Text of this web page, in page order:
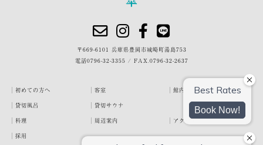
〒669-6101 兵庫県豊岡市城崎町湯島753
電話0796-32-3355 / FAX.0796-32-2637
初めての方へ 客室
館内・施設
貸切風呂
貸切サウナ
料理
周辺案内
アクセス
採用